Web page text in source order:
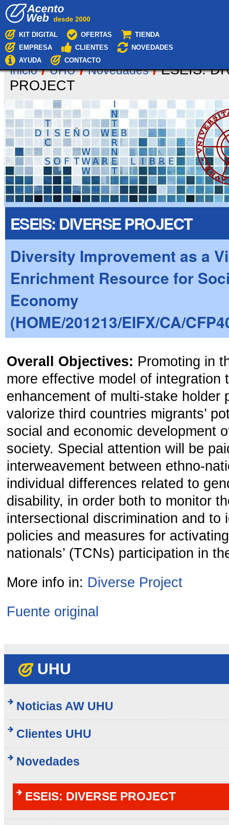
KIT DIGITAL OFERTAS
TIENDA
EMPRESA
CLIENTES
NOVEDADES
AYUDA
CONTACTO
Inicio /UHU /Novedades /ESEIS:
PROJECT
ESEIS: DIVERSE PROJECT
Diversity Improvement as a
Enrichment Resource for
Economy
(HOME/201213/EIFX/CA/
Overall Objectives: Promoting in
more effective model of integration
enhancement of multi-stake holder
valorize third countries migrants’
social and economic development
society. Special attention will be
interweavement between ethno-
individual differences related to
disability, in order both to monitor
intersectional discrimination and to
policies and measures for
nationals’ (TCNs) participation in
More info in: Diverse Project
Fuente original
UHU
Noticias AW UHU
Clientes UHU
Novedades
ESEIS: DIVERSE PROJECT